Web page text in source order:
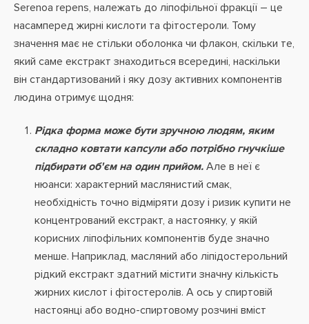
Serenoa repens, належать до ліпофільної фракції – це
насамперед жирні кислоти та фітостероли. Тому
значення має не стільки оболонка чи флакон, скільки те,
який саме екстракт знаходиться всередині, наскільки
він стандартизований і яку дозу активних компонентів
людина отримує щодня:
Рідка форма може бути зручною людям, яким
складно ковтати капсули або потрібно гнучкіше
підбирати об'єм на один прийом. Але в неї є
нюанси: характерний маслянистий смак,
необхідність точно відміряти дозу і ризик купити не
концентрований екстракт, а настоянку, у якій
корисних ліпофільних компонентів буде значно
менше. Наприклад, масляний або ліпідостерольний
рідкий екстракт здатний містити значну кількість
жирних кислот і фітостеролів. А ось у спиртовій
настоянці або водно-спиртовому розчині вміст